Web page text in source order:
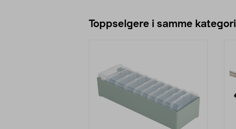
Toppselgere i samme kategori